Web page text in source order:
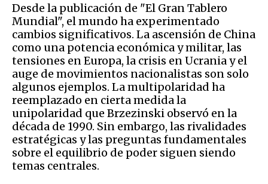
Desde la publicación de "El Gran Tablero
Mundial", el mundo ha experimentado
cambios significativos. La ascensión de China
como una potencia económica y militar, las
tensiones en Europa, la crisis en Ucrania y el
auge de movimientos nacionalistas son solo
algunos ejemplos. La multipolaridad ha
reemplazado en cierta medida la
unipolaridad que Brzezinski observó en la
década de 1990. Sin embargo, las rivalidades
estratégicas y las preguntas fundamentales
sobre el equilibrio de poder siguen siendo
temas centrales.